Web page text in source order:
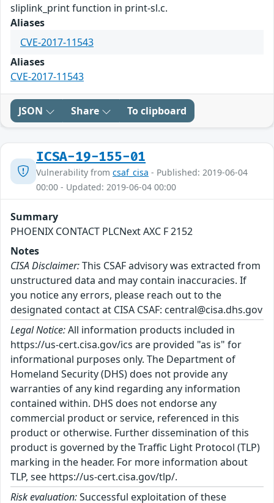
sliplink_print function in print-sl.c.
Aliases
CVE-2017-11543
Aliases
CVE-2017-11543
JSON Share To clipboard
ICSA-19-155-01
Vulnerability from csaf_cisa - Published: 2019-06-04
00:00 - Updated: 2019-06-04 00:00
Summary
PHOENIX CONTACT PLCNext AXC F 2152
Notes
CISA Disclaimer:This CSAF advisory was extracted from
unstructured data and may contain inaccuracies. If
you notice any errors, please reach out to the
designated contact at CISA CSAF: central@cisa.dhs.gov
Legal Notice:All information products included in
https://us-cert.cisa.gov/ics are provided "as is" for
informational purposes only. The Department of
Homeland Security (DHS) does not provide any
warranties of any kind regarding any information
contained within. DHS does not endorse any
commercial product or service, referenced in this
product or otherwise. Further dissemination of this
product is governed by the Traffic Light Protocol (TLP)
marking in the header. For more information about
TLP, see https://us-cert.cisa.gov/tlp/.
Risk evaluation:Successful exploitation of these